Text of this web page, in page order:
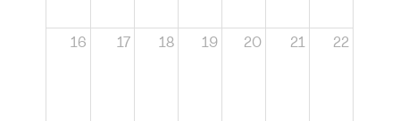
16 17 18 19 20 21 22